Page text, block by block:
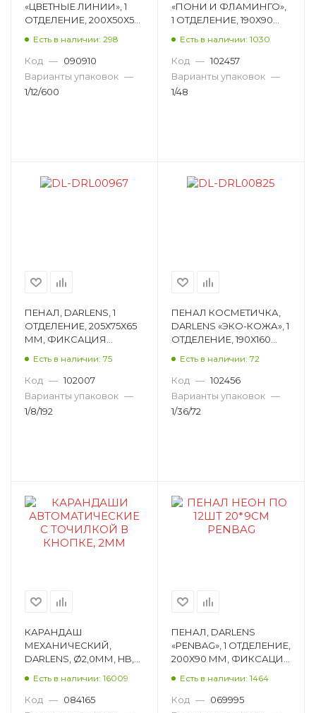
«ЦВЕТНЫЕ ЛИНИИ», 1
ОТДЕЛЕНИЕ, 200Х50Х50
ПРЯМОУГОЛЬНЫЙ DL-
DRL00761
Есть в наличии: 298
Код — 090910
Варианты упаковок —
1/12/600
«ПОНИ И ФЛАМИНГО»,
1 ОТДЕЛЕНИЕ, 190Х90
АССОРТИ DL-DRL00826
Есть в наличии: 1030
Код — 102457
Варианты упаковок —
1/48
ПЕНАЛ, DARLENS, 1
ОТДЕЛЕНИЕ, 205Х75Х65
ММ, ФИКСАЦИЯ
АССОРТИ DL-DRL00967
Есть в наличии: 75
Код — 102007
Варианты упаковок —
1/8/192
ПЕНАЛ КОСМЕТИЧКА,
DARLENS «ЭКО-КОЖА», 1
ОТДЕЛЕНИЕ, 190Х160
АССОРТИ DL-DRL00825
Есть в наличии: 72
Код — 102456
Варианты упаковок —
1/36/72
КАРАНДАШ
МЕХАНИЧЕСКИЙ,
DARLENS, Ø2,0ММ, HB,
Есть в наличии: 16009
Код — 084165
ПЕНАЛ, DARLENS
«PENBAG», 1 ОТДЕЛЕНИЕ,
200Х90 ММ, ФИКСАЦИЯ
АССОРТИ DL-HBB000113
Есть в наличии: 1464
Код — 069995